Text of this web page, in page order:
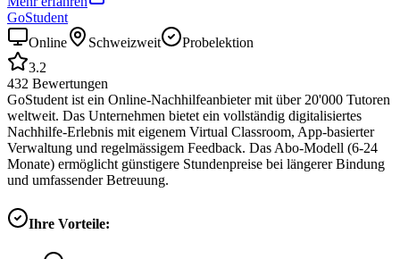
GoStudent
Online
Schweizweit
Probelektion
3.2
432 Bewertungen
GoStudent ist ein Online-Nachhilfeanbieter mit über 20'000 Tutoren
weltweit. Das Unternehmen bietet ein vollständig digitalisiertes
Nachhilfe-Erlebnis mit eigenem Virtual Classroom, App-basierter
Verwaltung und regelmässigem Feedback. Das Abo-Modell (6-24
Monate) ermöglicht günstigere Stundenpreise bei längerer Bindung
und umfassender Betreuung.
Ihre Vorteile: